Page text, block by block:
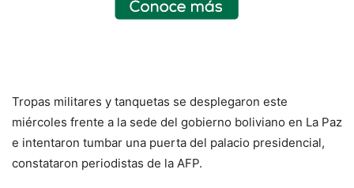
Tropas militares y tanquetas se desplegaron este
miércoles frente a la sede del gobierno boliviano en La Paz
e intentaron tumbar una puerta del palacio presidencial,
constataron periodistas de la AFP.